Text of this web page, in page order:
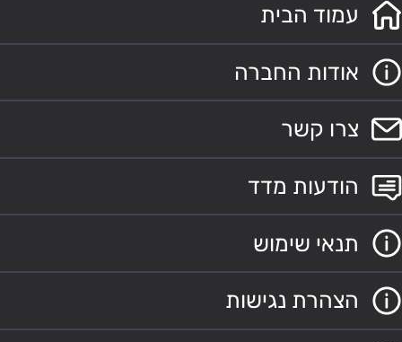
עמוד הבית
אודות החברה
צרו קשר
הודעות מדד
תנאי שימוש
הצהרת נגישות